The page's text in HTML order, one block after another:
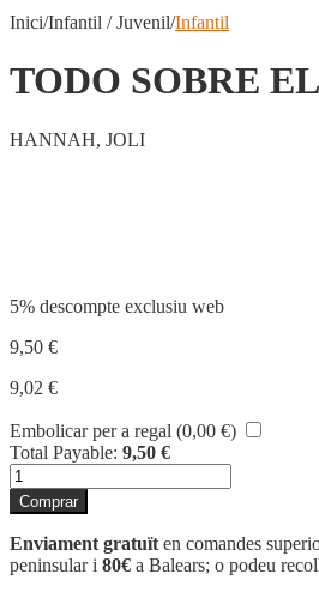
Inici/Infantil / Juvenil/Infantil
TODO SOBRE
HANNAH, JOLI
5% descompte exclusiu web
9,50 €
9,02 €
Embolicar per a regal (0,00 €)
Total Payable: 9,50 €
quantitat
de
TODO
SOBRE
EL
TIEMPO
Comprar
Enviament gratuït en comandes
peninsular i 80€ a Balears; o podeu